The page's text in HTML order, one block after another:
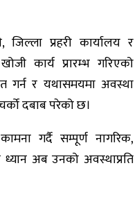
जिल्ला प्रहरी कार्यालय र
कार्य प्रारम्भ गरिएको
गर्न र यथासमयमा अवस्था
दबाब परेको छ।
गर्दै सम्पूर्ण नागरिक,
ध्यान अब उनको अवस्थाप्रति